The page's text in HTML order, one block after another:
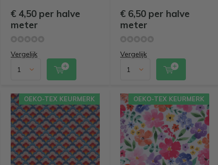
€ 4,50 per halve
meter
Vergelijk
€ 6,50 per halve
meter
Vergelijk
OEKO-TEX KEURMERK OEKO-TEX KEURMERK